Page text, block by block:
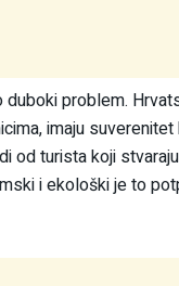
problem.
imaju
od turista koji
i ekološki je to